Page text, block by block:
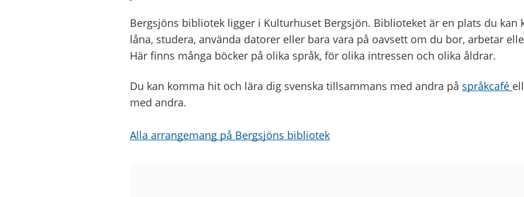
Bergsjöns bibliotek ligger i Kulturhuset Bergsjön. Biblioteket är en plats du kan
låna, studera, använda datorer eller bara vara på oavsett om du bor, arbetar
Här finns många böcker på olika språk, för olika intressen och olika åldrar.
Du kan komma hit och lära dig svenska tillsammans med andra på språkcafé
med andra.
Alla arrangemang på Bergsjöns bibliotek